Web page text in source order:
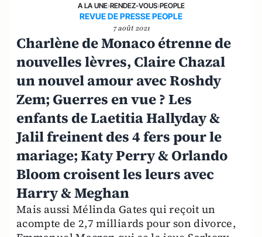
A LA UNE›RENDEZ-VOUS›PEOPLE
REVUE DE PRESSE PEOPLE
7 août 2021
Charlène de Monaco étrenne de
nouvelles lèvres, Claire Chazal
un nouvel amour avec Roshdy
Zem; Guerres en vue ? Les
enfants de Laetitia Hallyday &
Jalil freinent des 4 fers pour le
mariage; Katy Perry & Orlando
Bloom croisent les leurs avec
Harry & Meghan
Mais aussi Mélinda Gates qui reçoit un
acompte de 2,7 milliards pour son divorce,